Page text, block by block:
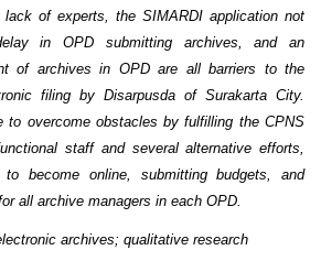
lack of experts, the SIMARDI application not
in OPD submitting archives, and an
of archives in OPD are all barriers to the
filing by Disarpusda of Surakarta City.
to overcome obstacles by fulfilling the CPNS
staff and several alternative efforts,
to become online, submitting budgets, and
all archive managers in each OPD.
archives; qualitative research